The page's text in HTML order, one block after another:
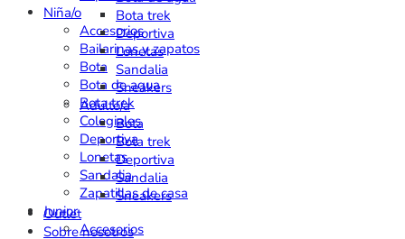
Niña/o
Accesorios
Bailarinas y zapatos
Bota
Bota de agua
Bota trek
Colegiales
Deportiva
Lonetas
Sandalia
Zapatillas de casa
Junior
Accesorios
Bota trek
Deportiva
Lonetas
Sandalia
Sneakers
Adulto/a
Bota
Bota trek
Deportiva
Sandalia
Sneakers
Outlet
Sobre nosotros